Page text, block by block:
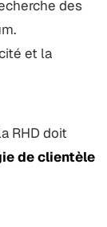
des
et la
RHD doit
de clientèle